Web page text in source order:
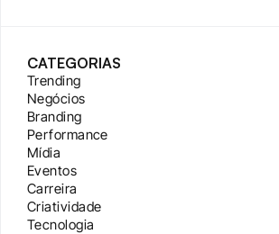
CATEGORIAS
Trending
Negócios
Branding
Performance
Mídia
Eventos
Carreira
Criatividade
Tecnologia